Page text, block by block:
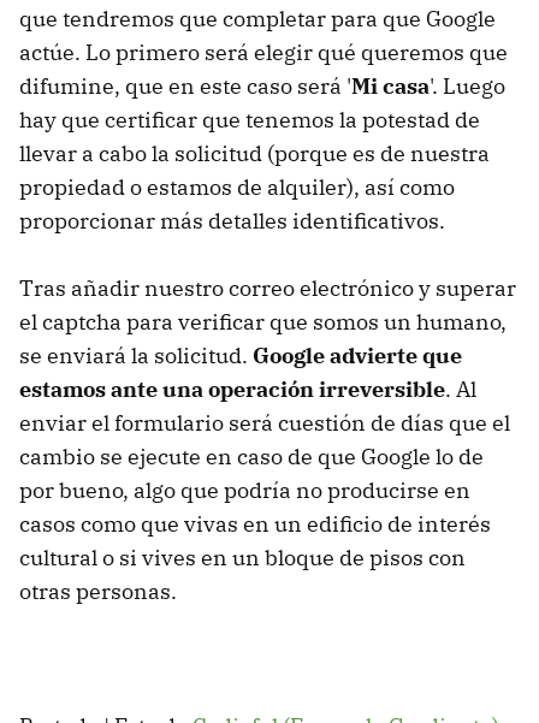
que tendremos que completar para que Google
actúe. Lo primero será elegir qué queremos que
difumine, que en este caso será 'Mi casa'. Luego
hay que certificar que tenemos la potestad de
llevar a cabo la solicitud (porque es de nuestra
propiedad o estamos de alquiler), así como
proporcionar más detalles identificativos.
Tras añadir nuestro correo electrónico y superar
el captcha para verificar que somos un humano,
se enviará la solicitud. Google advierte que
estamos ante una operación irreversible. Al
enviar el formulario será cuestión de días que el
cambio se ejecute en caso de que Google lo de
por bueno, algo que podría no producirse en
casos como que vivas en un edificio de interés
cultural o si vives en un bloque de pisos con
otras personas.